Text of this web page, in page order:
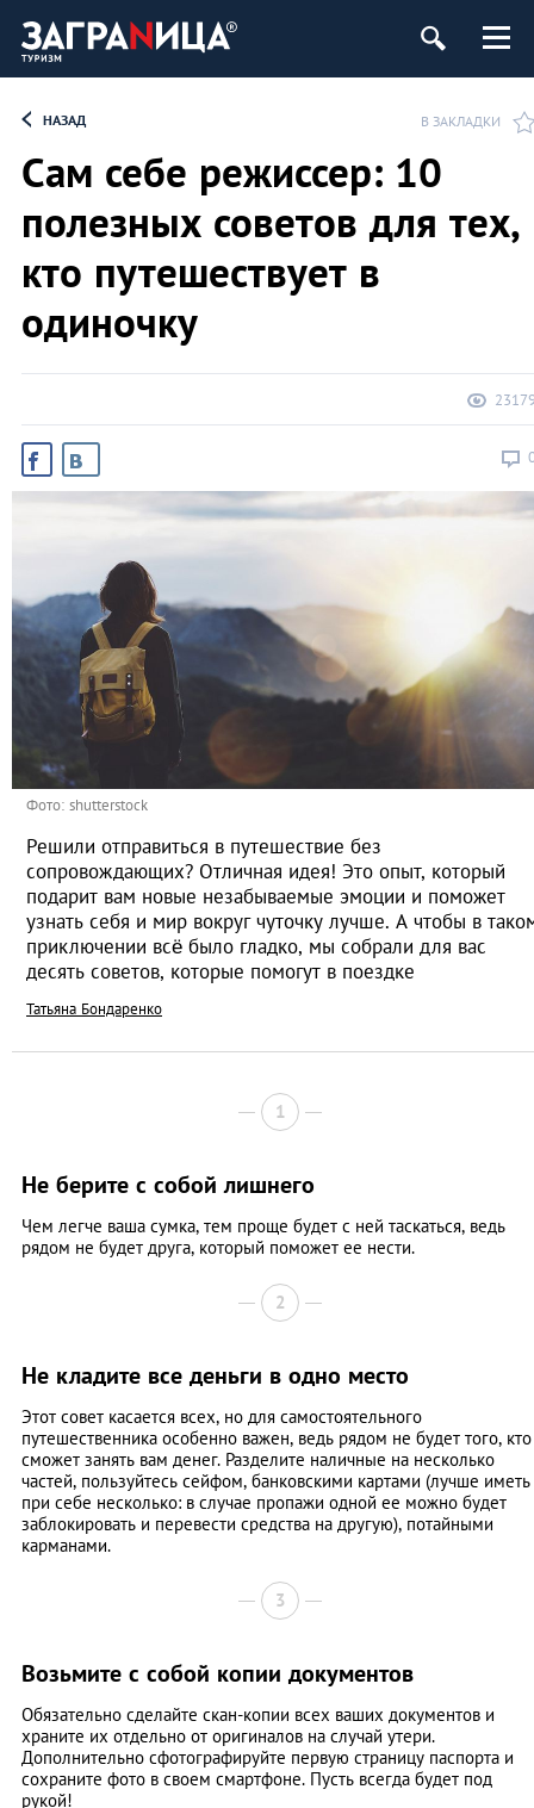
НАЗАД В ЗАКЛАДКИ
Сам себе режиссер: 10
полезных советов для тех,
кто путешествует в
одиночку
Фото: shutterstock
Решили отправиться в путешествие без
сопровождающих? Отличная идея! Это опыт, который
подарит вам новые незабываемые эмоции и поможет
узнать себя и мир вокруг чуточку лучше. А чтобы в
приключении всё было гладко, мы собрали для вас
десять советов, которые помогут в поездке
Татьяна Бондаренко
1
Не берите с собой лишнего
Чем легче ваша сумка, тем проще будет с ней таскаться, ведь
рядом не будет друга, который поможет ее нести.
2
Не кладите все деньги в одно место
Этот совет касается всех, но для самостоятельного
путешественника особенно важен, ведь рядом не будет того, кто
сможет занять вам денег. Разделите наличные на несколько
частей, пользуйтесь сейфом, банковскими картами (лучше иметь
при себе несколько: в случае пропажи одной ее можно будет
заблокировать и перевести средства на другую), потайными
карманами.
3
Возьмите с собой копии документов
Обязательно сделайте скан-копии всех ваших документов и
храните их отдельно от оригиналов на случай утери.
Дополнительно сфотографируйте первую страницу паспорта и
сохраните фото в своем смартфоне. Пусть всегда будет под
рукой!